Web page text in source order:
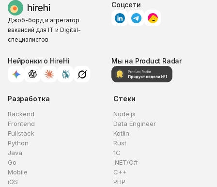
Джоб-борд и агрегатор
вакансий для IT и Digital-
специалистов
Соцсети
Нейронки о HireHi Мы на Product Radar
Разработка
Backend
Frontend
Fullstack
Python
Java
Go
Mobile
iOS
Стеки
Node.js
Data Engineer
Kotlin
Rust
1C
.NET/C#
C++
PHP